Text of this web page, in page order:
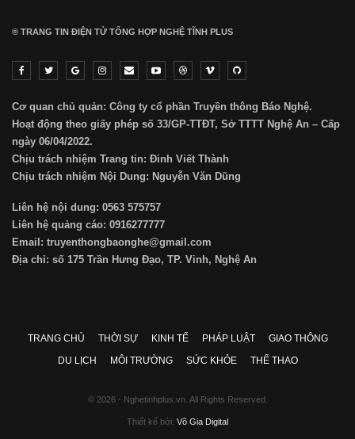
® TRANG TIN ĐIỆN TỬ ТỔNG HỢP NGHỆ TĨNH PLUS
Cơ quan chủ quản: Công ty cổ phần Truyền thông Báo Nghệ.
Hoạt động theo giấy phép số 33/GP-TTĐT, Sở TTTT Nghệ An – Cấp
ngày 06/04/2022.
Chịu trách nhiệm Trang tin: Đinh Viết Thành
Chịu trách nhiệm Nội Dung: Nguyễn Văn Dũng
Liên hệ nội dung: 0563 575757
Liên hệ quảng cáo: 0916277777
Email: truyenthongbaonghe@gmail.com
Địa chỉ: số 175 Trần Hưng Đạo, TP. Vinh, Nghệ An
TRANG CHỦ THỜI SỰ KINH TẾ PHÁP LUẬT
GIAO THÔNG
DU LỊCH
MÔI TRƯỜNG SỨC KHỎE THỂ THAO
© 2026 - Nghetinhplus.vn. All Rights Reserved.
Thiết kế bởi: Võ Gia Digital